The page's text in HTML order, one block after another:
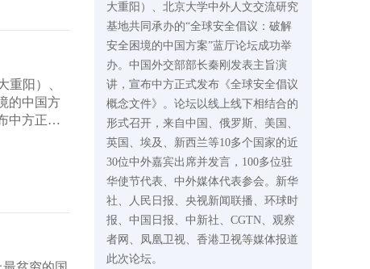
重阳）、
的中国方
中方正式
大重阳）、北京大学中外人文交流研究
基地共同承办的“全球安全倡议：破解
安全困境的中国方案”蓝厅论坛成功举
办。中国外交部部长秦刚发表主旨演
讲，宣布中方正式发布《全球安全倡议
概念文件》。论坛以线上线下相结合的
形式召开，来自中国、俄罗斯、美国、
英国、埃及、新西兰等10多个国家的近
30位中外嘉宾出席并发言，100多位驻
华使节代表、中外媒体代表参会。新华
社、人民日报、央视新闻联播、环球时
报、中国日报、中新社、CGTN、观察
者网、凤凰卫视、香港卫视等媒体报道
此次论坛。